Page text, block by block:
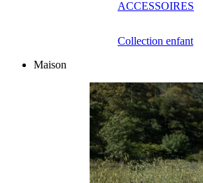
ACCESSOIRES
Collection enfant
Maison